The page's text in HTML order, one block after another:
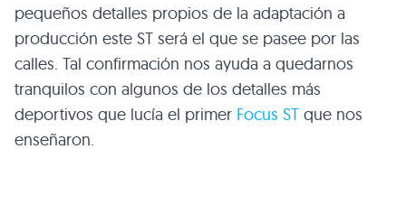
pequeños detalles propios de la adaptación a
producción este ST será el que se pasee por las
calles. Tal confirmación nos ayuda a quedarnos
tranquilos con algunos de los detalles más
deportivos que lucía el primer Focus ST que nos
enseñaron.